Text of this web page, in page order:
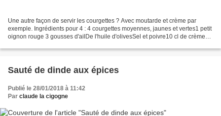
Une autre façon de servir les courgettes ? Avec moutarde et crème par
exemple. Ingrédients pour 4 : 4 courgettes moyennes, jaunes et vertes1 petit
oignon rouge 3 gousses d'ailDe l'huile d'olivesSel et poivre10 cl de crème
Sauté de dinde aux épices
Publié le 28/01/2018 à 11:42
Par claude la cigogne